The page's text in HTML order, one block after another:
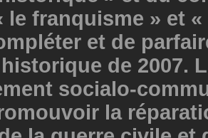
le franquisme » et
et de
de 2007.
socialo-
la